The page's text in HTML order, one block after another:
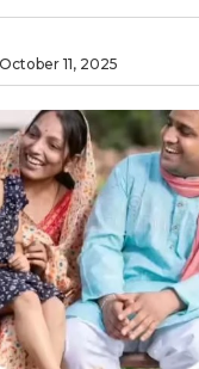
October 11, 2025